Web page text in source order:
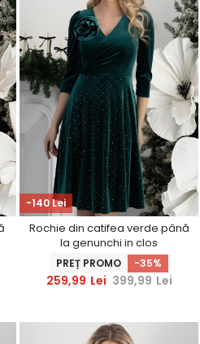
-140 Lei
Rochie din catifea verde până
la genunchi in clos
accesorizata cu brosa florala
- StarShinerS
PREȚ PROMO -35%
259,99 Lei 399,99 Lei